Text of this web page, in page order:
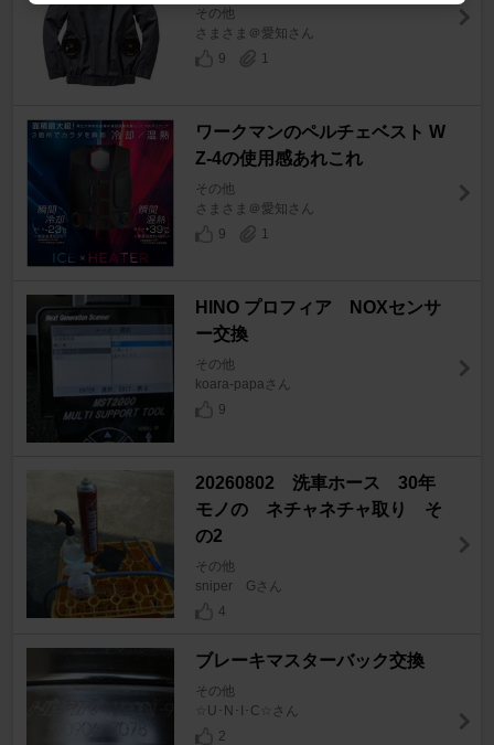
その他
さまさま＠愛知さん
9
1
ワークマンのペルチェベスト W
Z-4の使用感あれこれ
その他
さまさま＠愛知さん
9
1
HINO プロフィア NOXセンサ
ー交換
その他
koara-papaさん
9
20260802 洗車ホース 30年
モノの ネチャネチャ取り そ
の2
その他
sniper Gさん
4
ブレーキマスターバック交換
その他
☆U･N･I･C☆さん
2